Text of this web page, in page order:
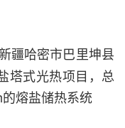
疆哈密市巴里坤县
塔式光热项目，总
熔盐储热系统